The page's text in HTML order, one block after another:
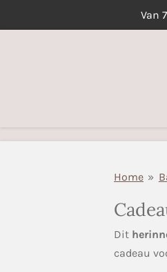
Van
Home »
Dit
cadeau